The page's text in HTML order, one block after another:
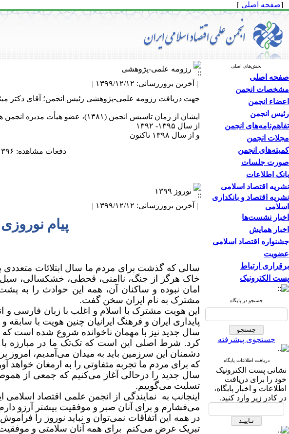
[صفحه اصلی ]
بخش‌های اصلی
صفحه اصلی
مشخصات انجمن
اعضاء انجمن
رئیس انجمن
تفاهم‌نامه‌های انجمن
مجلات انجمن
کمیته‌های انجمن
صورت جلسات
بانک اطلاعات
نشریه اقتصاد اسلامی
نشریه اقتصاد و بانکداری
اسلامی
اخبار نشست‌ها
اخبار همایش
جشنواره اقتصاد اسلامی
عضویت
برقراری ارتباط
پست الکترونیک
جستجو در پایگاه
جستجوی پیشرفته
دریافت اطلاعات پایگاه
نشانی پست الکترونیک
خود را برای دریافت
اطلاعات و اخبار پایگاه،
در کادر زیر وارد کنید.
رزومه علمی-پژوهشی
| آخرین بروزرسانی: ۱۳۹۹/۱۲/۱۲ |
جهت دریافت رزومه علمی-پژوهشی رئیس انجمن؛ آقای دکتر
ایشان از زمان تاسیس انجمن (۱۳۸۱)، عضو هیأت مدیره انجمن هستند؛ و تاکنون در دو دوره به‌عنوان رئیس انجمن انتخاب شده‌اند؛
از سال ۱۳۹۵- ۱۳۹۲
و از سال ۱۳۹۸ تاکنون
دفعات مشاهده: ۱۳۹۶ بار | دفعات چاپ: ۵۸۰ بار | دفعات ارسال به دیگران: ۰ بار |
نوروز ۱۳۹۹
| آخرین بروزرسانی: ۱۳۹۹/۱۲/۱۲ |
پیام
سالی که گذشت برای مردم ما سال ابتلائات متعددی
خاک هرگز از جنگ، ناامنی، قحطی، خشکسالی،
امان نبوده و ساکنان آن، همه این حوادث را به
مشترک به نام ایران سخن گفت.
این هویت مشترک با اسلام و اغلب با زبان فارسی
پایداری ایران و فرهنگ ایرانیان چنین هویت با
سال جدید نیز با مهمان ناخوانده شروع شده است که
کرد. شرط اصلی این است که تک‌تک ما در مبارزه با
دشمنان این سرزمین باید به میدان می‌آمدیم، امروز
که برای مردم ما تجربه متفاوتی را به ارمغان خواهد
سال جدید را درحالی آغاز می‌کنیم که جمعی از
تسلیت می‌گوییم.
اینجانب به نمایندگی از انجمن علمی اقتصاد
می‌فشارم و برای آنان صبر و موفقیت بیشتر آرزو
در همه این اتفاقات نمی‌توان و نباید نوروز را
تبریک عرض می‌کنم برای همه آنان سلامتی و موفقیت